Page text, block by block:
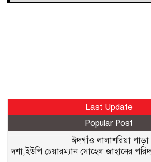
Last Update
Popular Post
ঈদগাঁও লালাশরিয়া
দশা,ইউপি চেয়ারম্যান সোহেল জাহানের